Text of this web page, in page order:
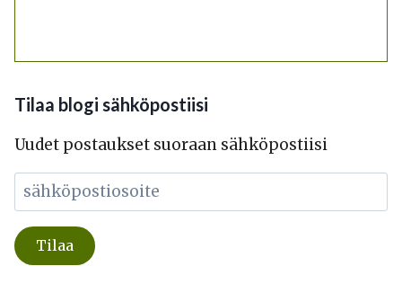
Tilaa blogi sähköpostiisi
Uudet postaukset suoraan sähköpostiisi